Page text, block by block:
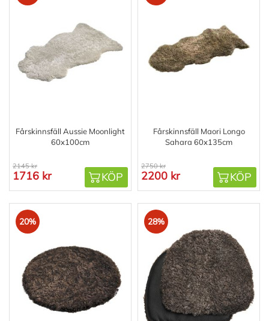
Fårskinnsfäll Aussie Moonlight
60x100cm
2145 kr
1716 kr KÖP
Fårskinnsfäll Maori Longo
Sahara 60x135cm
2750 kr
2200 kr KÖP
20% 28%